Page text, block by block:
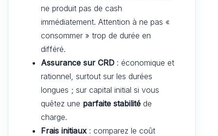
ne produit pas de cash
immédiatement. Attention à ne pas «
consommer » trop de durée en
différé.
Assurance sur CRD : économique et
rationnel, surtout sur les durées
longues ; sur capital initial si vous
quêtez une parfaite stabilité de
charge.
Frais initiaux : comparez le coût